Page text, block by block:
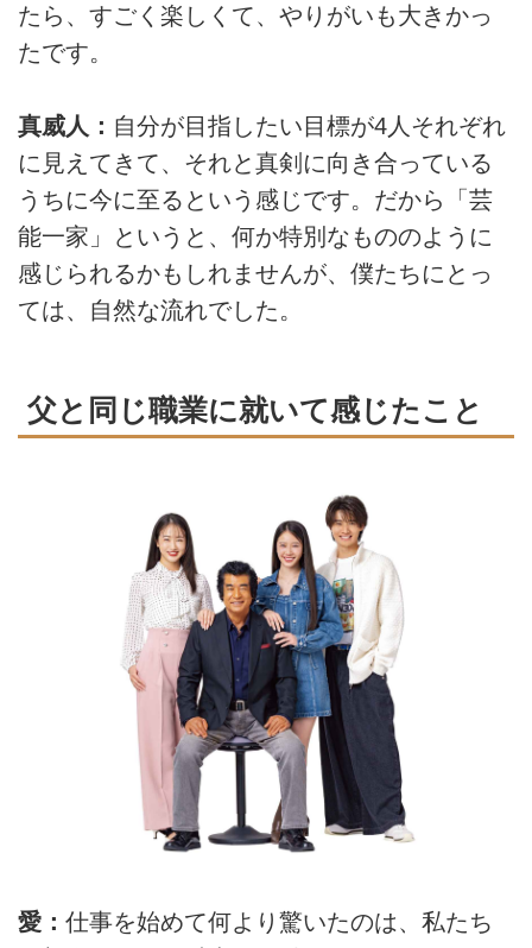
たら、すごく楽しくて、やりがいも大きかっ
たです。
真威人： 自分が目指したい目標が4人それぞれ
に見えてきて、それと真剣に向き合っている
うちに今に至るという感じです。だから「芸
能一家」というと、何か特別なもののように
感じられるかもしれませんが、僕たちにとっ
ては、自然な流れでした。
父と同じ職業に就いて感じたこと
愛： 仕事を始めて何より驚いたのは、私たち